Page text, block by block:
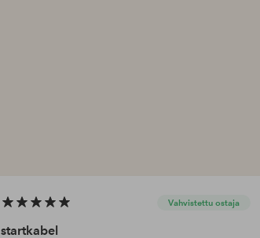
Vahvistettu ostaja
startkabel